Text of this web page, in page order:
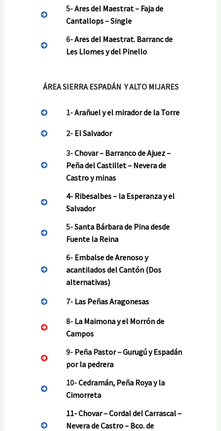
5-Ares del Maestrat – Faja de
Cantallops – Single
6-Ares del Maestrat. Barranc de
Les Llomes y del Pinello
ÁREA SIERRA ESPADÁN Y ALTO MIJARES
1-Arañuel y el mirador de la Torre
2- El Salvador
3-Chovar – Barranco de Ajuez –
Peña del Castillet – Nevera de
Castro y minas
4- Ribesalbes – la Esperanza y el
Salvador
5-Santa Bárbara de Pina desde
Fuente la Reina
6- Embalse de Arenoso y
acantilados del Cantón (Dos
alternativas)
7- Las Peñas Aragonesas
8- La Maimona y el Morrón de
Campos
9- Peña Pastor – Gurugú y Espadán
por la pedrera
10-Cedramán, Peña Roya y la
Cimorreta
11-Chovar – Cordal del Carrascal –
Nevera de Castro – Bco. de